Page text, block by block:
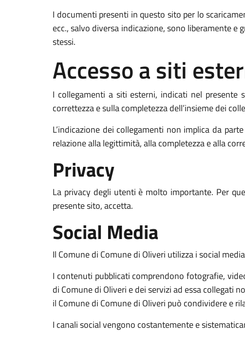
I documenti presenti in questo sito per lo
ecc., salvo diversa indicazione, sono liberamente
stessi.
Accesso a siti
I collegamenti a siti esterni, indicati nel
correttezza e sulla completezza dell’insieme dei
L’indicazione dei collegamenti non implica da
relazione alla legittimità, alla completezza e alla
Privacy
La privacy degli utenti è molto importante. Per
presente sito, accetta.
Social Media
Il Comune di Comune di Oliveri utilizza i social
I contenuti pubblicati comprendono fotografie,
di Comune di Oliveri e dei servizi ad essa collegati
il Comune di Comune di Oliveri può condividere e
I canali social vengono costantemente e